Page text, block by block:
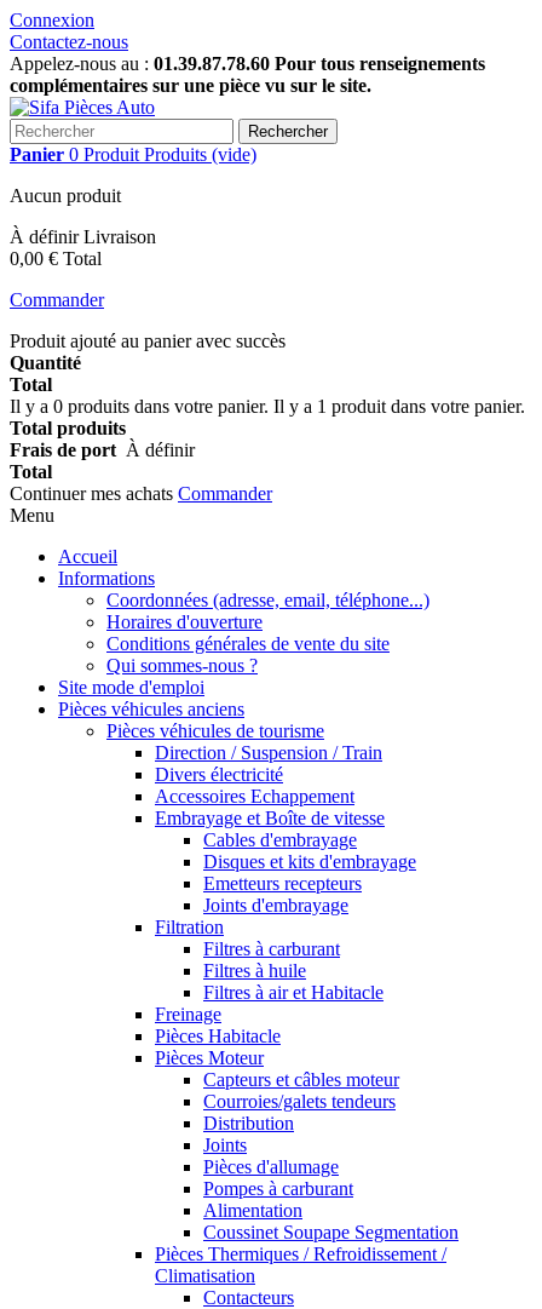
Connexion
Contactez-nous
Appelez-nous au : 01.39.87.78.60 Pour tous renseignements
complémentaires sur une pièce vu sur le site.
Rechercher
Panier 0 Produit Produits (vide)
Aucun produit
À définirLivraison
0,00 € Total
Commander
Produit ajouté au panier avec succès
Quantité
Total
Il y a 0 produits dans votre panier. Il y a 1 produit dans votre panier.
Total produits
Frais de port À définir
Total
Continuer mes achats Commander
Menu
Accueil
Informations
Coordonnées (adresse, email, téléphone...)
Horaires d'ouverture
Conditions générales de vente du site
Qui sommes-nous ?
Site mode d'emploi
Pièces véhicules anciens
Pièces véhicules de tourisme
Direction / Suspension / Train
Divers électricité
Accessoires Echappement
Embrayage et Boîte de vitesse
Cables d'embrayage
Disques et kits d'embrayage
Emetteurs recepteurs
Joints d'embrayage
Filtration
Filtres à carburant
Filtres à huile
Filtres à air et Habitacle
Freinage
Pièces Habitacle
Pièces Moteur
Capteurs et câbles moteur
Courroies/galets tendeurs
Distribution
Joints
Pièces d'allumage
Pompes à carburant
Alimentation
Coussinet Soupape Segmentation
Pièces Thermiques / Refroidissement /
Climatisation
Contacteurs